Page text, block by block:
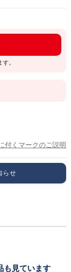
。
付くマークのご説明
らせ
も見ています